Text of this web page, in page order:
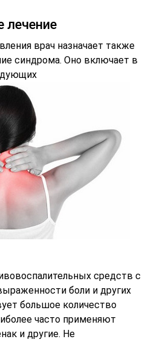
лечение
врач назначает также
синдрома. Оно включает в
средств с
боли и других
большое количество
часто применяют
и другие. Не